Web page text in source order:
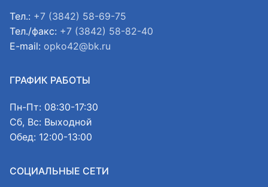
Тел.: +7 (3842) 58-69-75
Тел./факс: +7 (3842) 58-82-40
E-mail: opko42@bk.ru
ГРАФИК РАБОТЫ
Пн-Пт: 08:30-17:30
Сб, Вс: Выходной
Обед: 12:00-13:00
СОЦИАЛЬНЫЕ СЕТИ